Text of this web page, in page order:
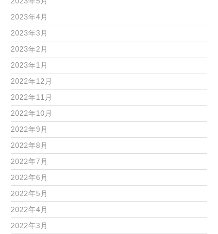
2023年4月
2023年3月
2023年2月
2023年1月
2022年12月
2022年11月
2022年10月
2022年9月
2022年8月
2022年7月
2022年6月
2022年5月
2022年4月
2022年3月